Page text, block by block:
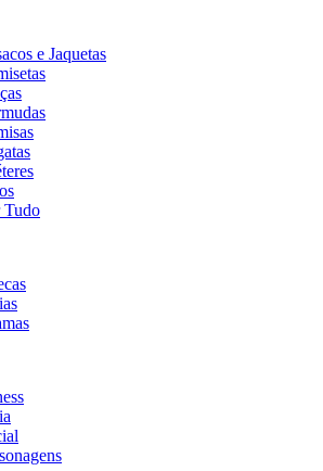
e Jaquetas
Tudo